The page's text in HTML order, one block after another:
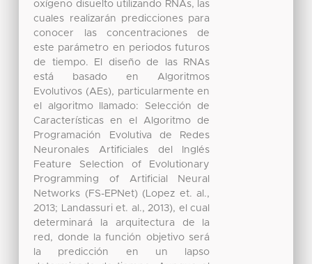
oxígeno disuelto utilizando RNAs, las
cuales realizarán predicciones para
conocer las concentraciones de
este parámetro en periodos futuros
de tiempo. El diseño de las RNAs
está basado en Algoritmos
Evolutivos (AEs), particularmente en
el algoritmo llamado: Selección de
Características en el Algoritmo de
Programación Evolutiva de Redes
Neuronales Artificiales del Inglés
Feature Selection of Evolutionary
Programming of Artificial Neural
Networks (FS-EPNet) (Lopez et. al.,
2013; Landassuri et. al., 2013), el cual
determinará la arquitectura de la
red, donde la función objetivo será
la predicción en un lapso